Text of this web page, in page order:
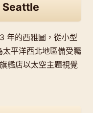
年的西雅圖，從小型
平洋西北地區備受矚
艦店以太空主題視覺